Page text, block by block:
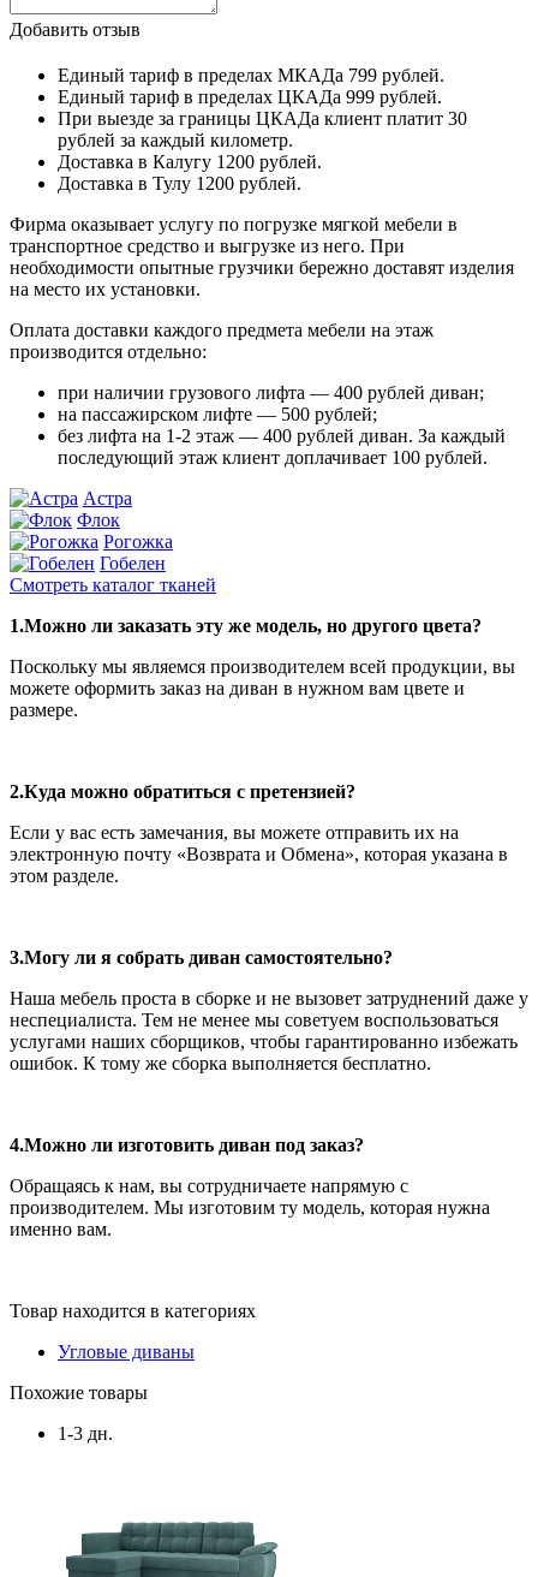
Добавить отзыв
Единый тариф в пределах МКАДа 799 рублей.
Единый тариф в пределах ЦКАДа 999 рублей.
При выезде за границы ЦКАДа клиент платит 30
рублей за каждый километр.
Доставка в Калугу 1200 рублей.
Доставка в Тулу 1200 рублей.
Фирма оказывает услугу по погрузке мягкой мебели в
транспортное средство и выгрузке из него. При
необходимости опытные грузчики бережно доставят изделия
на место их установки.
Оплата доставки каждого предмета мебели на этаж
производится отдельно:
при наличии грузового лифта — 400 рублей диван;
на пассажирском лифте — 500 рублей;
без лифта на 1-2 этаж — 400 рублей диван. За каждый
последующий этаж клиент доплачивает 100 рублей.
Астра
Флок
Рогожка
Гобелен
Смотреть каталог тканей
1.Можно ли заказать эту же модель, но другого цвета?
Поскольку мы являемся производителем всей продукции, вы
можете оформить заказ на диван в нужном вам цвете и
размере.
2.Куда можно обратиться с претензией?
Если у вас есть замечания, вы можете отправить их на
электронную почту «Возврата и Обмена», которая указана в
этом разделе.
3.Могу ли я собрать диван самостоятельно?
Наша мебель проста в сборке и не вызовет затруднений даже у
неспециалиста. Тем не менее мы советуем воспользоваться
услугами наших сборщиков, чтобы гарантированно избежать
ошибок. К тому же сборка выполняется бесплатно.
4.Можно ли изготовить диван под заказ?
Обращаясь к нам, вы сотрудничаете напрямую с
производителем. Мы изготовим ту модель, которая нужна
именно вам.
Товар находится в категориях
Угловые диваны
Похожие товары
1-3 дн.